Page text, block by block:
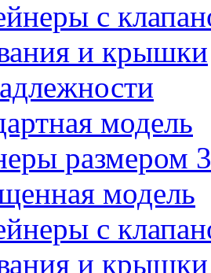
с
и крышки
модель
размером
модель
с
и крышки